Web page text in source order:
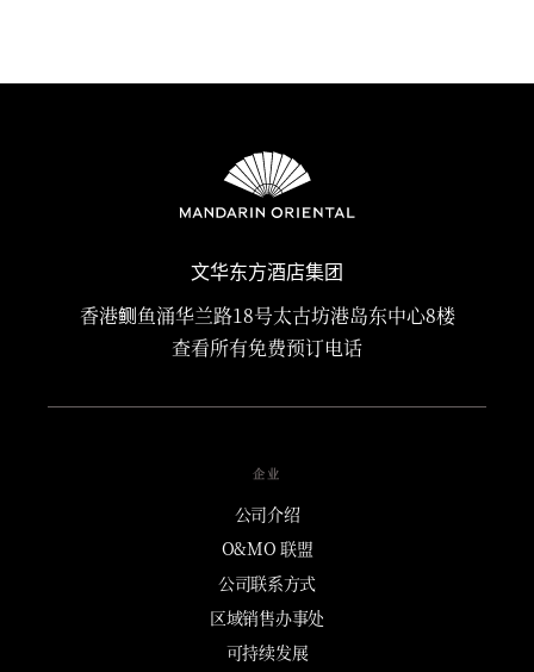
文华东方酒店集团
香港鲗鱼涌华兰路18号太古坊港岛东中心8楼
查看所有免费预订电话
企业
公司介绍
O&MO 联盟
公司联系方式
区域销售办事处
可持续发展